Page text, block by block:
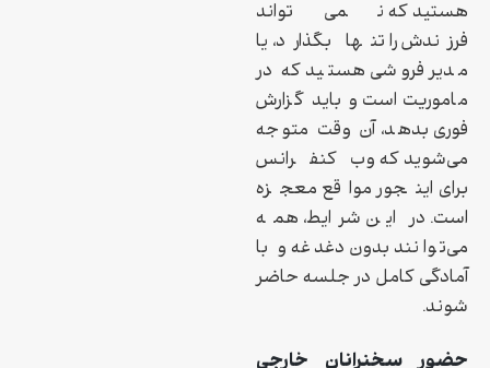
هستید که نمی‌تواند
فرزندش را تنها بگذارد، یا
مدیر فروشی هستید که در
ماموریت است و باید گزارش
فوری بدهد، آن وقت متوجه
می‌شوید که وب‌کنفرانس
برای اینجور مواقع معجزه
است. در این شرایط، همه
می‌توانند بدون دغدغه و با
آمادگی کامل در جلسه حاضر
شوند.